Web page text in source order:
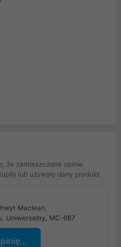
że zamieszczone opinie
lub używały dany produkt.
Maclean,
Uniwersalny, MC-687